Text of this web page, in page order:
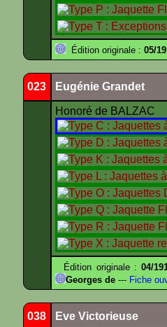
Édition originale : 05/
023 Eugénie Grandet
Honoré de BALZAC
Édition originale :04/
Georges de --- Fiche
038 Eve Victorieuse